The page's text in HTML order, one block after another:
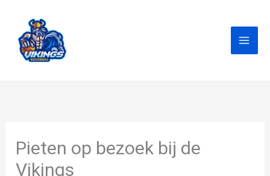
content
Pieten op bezoek bij de
Vikings